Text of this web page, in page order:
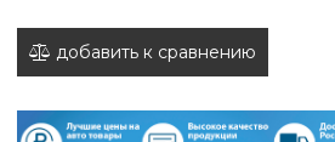
добавить к сравнению